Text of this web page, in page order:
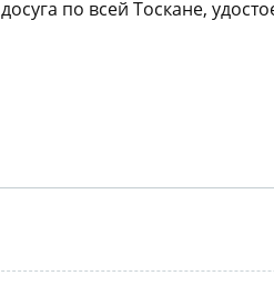
по всей Тоскане,